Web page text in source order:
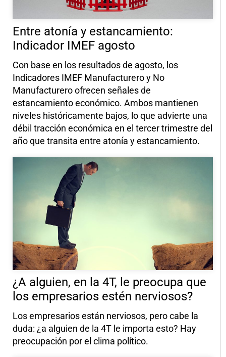
Entre atonía y estancamiento:
Indicador IMEF agosto
Con base en los resultados de agosto, los
Indicadores IMEF Manufacturero y No
Manufacturero ofrecen señales de
estancamiento económico. Ambos mantienen
niveles históricamente bajos, lo que advierte una
débil tracción económica en el tercer trimestre del
año que transita entre atonía y estancamiento.
¿A alguien, en la 4T, le preocupa que
los empresarios estén nerviosos?
Los empresarios están nerviosos, pero cabe la
duda: ¿a alguien de la 4T le importa esto? Hay
preocupación por el clima político.